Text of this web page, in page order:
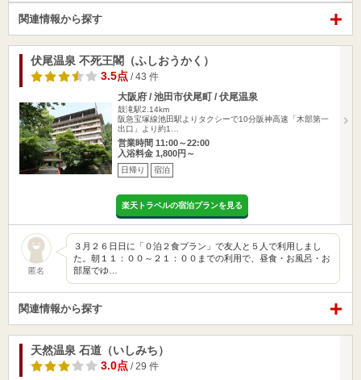
関連情報から探す
伏尾温泉 不死王閣（ふしおうかく）
3.5点 / 43 件
大阪府 / 池田市伏尾町 / 伏尾温泉
鼓滝駅2.14km
阪急宝塚線池田駅よりタクシーで10分阪神高速「木部第一
出口」より約1…
営業時間 11:00～22:00
入浴料金 1,800円～
日帰り 宿泊
楽天トラベルの宿泊プランを見る
匿名
３月２６日日に「０泊２食プラン」で友人と５人で利用しまし
た。朝１１：００～２１：００までの利用で、昼食・お風呂・お
部屋でゆ…
関連情報から探す
天然温泉 石道（いしみち）
3.0点 / 29 件